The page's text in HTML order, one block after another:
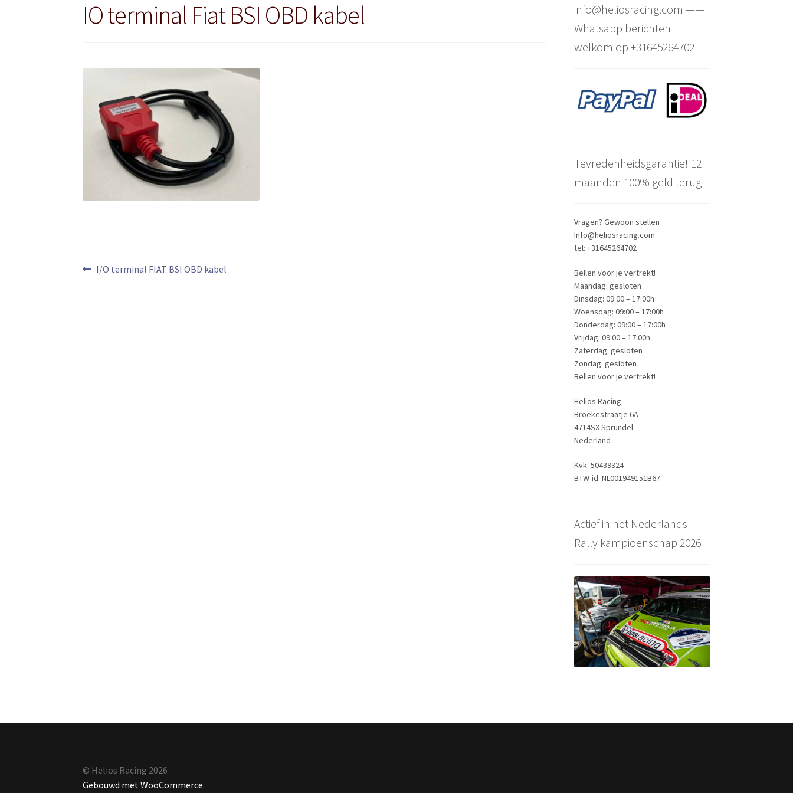
IO terminal Fiat BSI OBD kabel
Bericht
Vorig
I/O terminal FIAT BSI OBD kabel
info@heliosracing.com ——
Whatsapp berichten
welkom op +31645264702
Tevredenheidsgarantie! 12
maanden 100% geld terug
Vragen? Gewoon stellen
Info@heliosracing.com
tel: +31645264702
Bellen voor je vertrekt!
Maandag: gesloten
Dinsdag: 09:00 – 17:00h
Woensdag: 09:00 – 17:00h
Donderdag: 09:00 – 17:00h
Vrijdag: 09:00 – 17:00h
Zaterdag: gesloten
Zondag: gesloten
Bellen voor je vertrekt!
Helios Racing
Broekestraatje 6A
4714SX Sprundel
Nederland
Kvk: 50439324
BTW-id: NL001949151B67
Actief in het Nederlands
Rally kampioenschap 2026
© Helios Racing 2026
Gebouwd met WooCommerce.